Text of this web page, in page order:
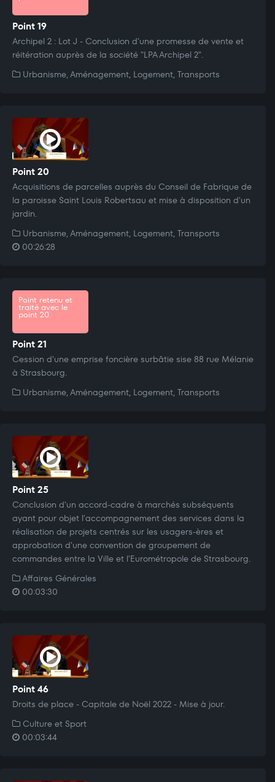
Point 19
Archipel 2 : Lot J - Conclusion d'une promesse de vente et
réitération auprès de la société "LPA Archipel 2".
Urbanisme, Aménagement, Logement, Transports
Point 20
Acquisitions de parcelles auprès du Conseil de Fabrique de
la paroisse Saint Louis Robertsau et mise à disposition d'un
jardin.
Urbanisme, Aménagement, Logement, Transports
00:26:28
Point retenu et
traité avec le
point 20
Point 21
Cession d'une emprise foncière surbâtie sise 88 rue Mélanie
à Strasbourg.
Urbanisme, Aménagement, Logement, Transports
Point 25
Conclusion d'un accord-cadre à marchés subséquents
ayant pour objet l'accompagnement des services dans la
réalisation de projets centrés sur les usagers-ères et
approbation d'une convention de groupement de
commandes entre la Ville et l'Eurométropole de Strasbourg.
Affaires Générales
00:03:30
Point 46
Droits de place - Capitale de Noël 2022 - Mise à jour.
Culture et Sport
00:03:44